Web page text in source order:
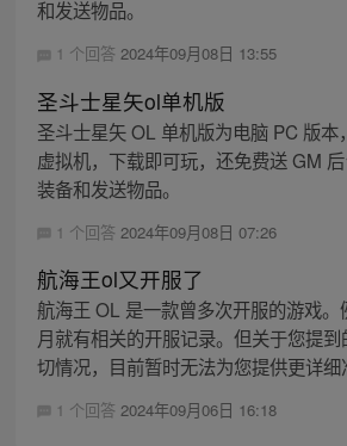
和发送物品。
1 个回答 2024年09月08日 13:55
圣斗士星矢ol单机版
圣斗士星矢 OL 单机版为电脑 PC 版
虚拟机，下载即可玩，还免费送 GM
装备和发送物品。
1 个回答 2024年09月08日 07:26
航海王ol又开服了
航海王 OL 是一款曾多次开服的游戏
月就有相关的开服记录。但关于您提到
切情况，目前暂时无法为您提供更详细
1 个回答 2024年09月06日 16:18